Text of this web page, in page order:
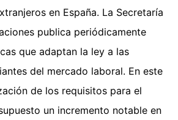
en España. La Secretaría
publica periódicamente
que adaptan la ley a las
del mercado laboral. En este
de los requisitos para el
un incremento notable en